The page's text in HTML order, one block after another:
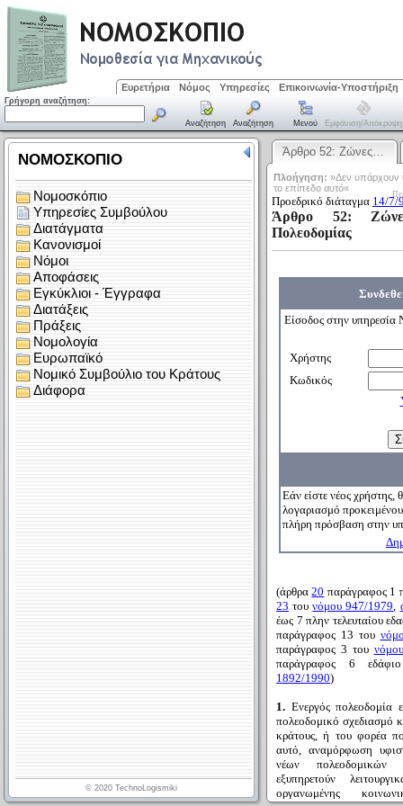
Ευρετήρια Νόμος Υπηρεσίες Επικοινωνία-Υποστήριξη
Γρήγορη αναζήτηση:
Αναζήτηση Αναζήτηση Μενού Εμφάνιση/απόκρυψη
Άρθρο 52: Ζώνες…